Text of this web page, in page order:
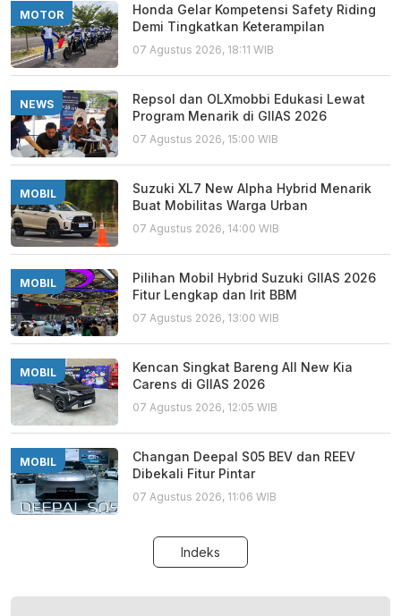
MOTOR
Honda Gelar Kompetensi Safety Riding
Demi Tingkatkan Keterampilan
07 Agustus 2026, 18:11 WIB
NEWS
Repsol dan OLXmobbi Edukasi Lewat
Program Menarik di GIIAS 2026
07 Agustus 2026, 15:00 WIB
MOBIL
Suzuki XL7 New Alpha Hybrid Menarik
Buat Mobilitas Warga Urban
07 Agustus 2026, 14:00 WIB
MOBIL
Pilihan Mobil Hybrid Suzuki GIIAS 2026
Fitur Lengkap dan Irit BBM
07 Agustus 2026, 13:00 WIB
MOBIL
Kencan Singkat Bareng All New Kia
Carens di GIIAS 2026
07 Agustus 2026, 12:05 WIB
MOBIL
Changan Deepal S05 BEV dan REEV
Dibekali Fitur Pintar
07 Agustus 2026, 11:06 WIB
Indeks